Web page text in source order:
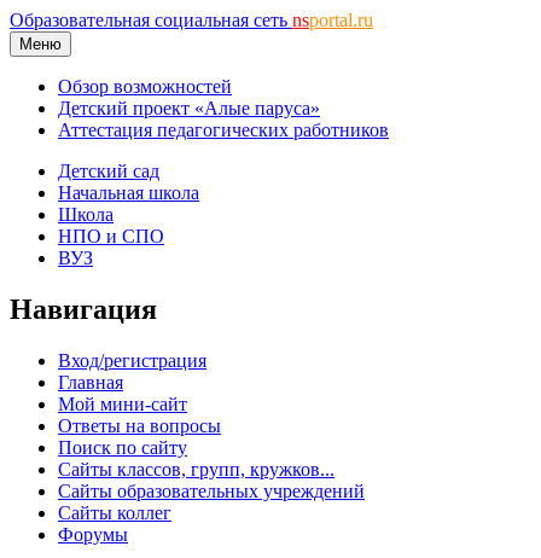
Образовательная социальная сеть nsportal.ru
Меню
Обзор возможностей
Детский проект «Алые паруса»
Аттестация педагогических работников
Детский сад
Начальная школа
Школа
НПО и СПО
ВУЗ
Навигация
Вход/регистрация
Главная
Мой мини-сайт
Ответы на вопросы
Поиск по сайту
Сайты классов, групп, кружков...
Сайты образовательных учреждений
Сайты коллег
Форумы